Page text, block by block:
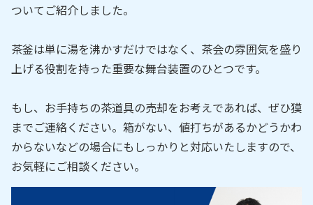
ついてご紹介しました。
茶釜は単に湯を沸かすだけではなく、茶会の雰囲気を盛り
上げる役割を持った重要な舞台装置のひとつです。
もし、お手持ちの茶道具の売却をお考えであれば、ぜひ獏
までご連絡ください。箱がない、値打ちがあるかどうかわ
からないなどの場合にもしっかりと対応いたしますので、
お気軽にご相談ください。